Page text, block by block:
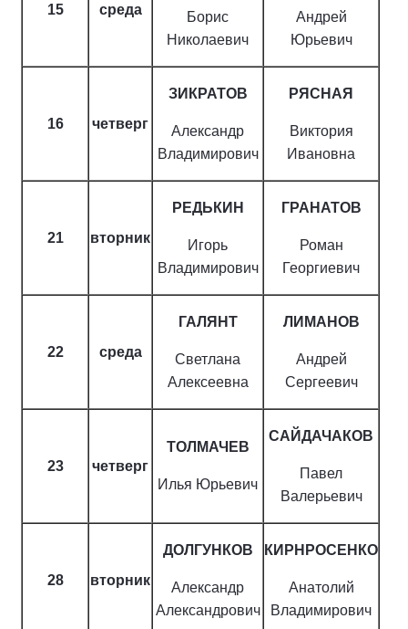
15 среда
Борис
Николаевич
Андрей
Юрьевич
16 четверг
ЗИКРАТОВ
Александр
Владимирович
РЯСНАЯ
Виктория
Ивановна
21 вторник
РЕДЬКИН
Игорь
Владимирович
ГРАНАТОВ
Роман
Георгиевич
22 среда
ГАЛЯНТ
Светлана
Алексеевна
ЛИМАНОВ
Андрей
Сергеевич
23 четверг
ТОЛМАЧЕВ
Илья Юрьевич
САЙДАЧАКОВ
Павел
Валерьевич
28 вторник
ДОЛГУНКОВ
Александр
Александрович
КИРНРОСЕНКО
Анатолий
Владимирович